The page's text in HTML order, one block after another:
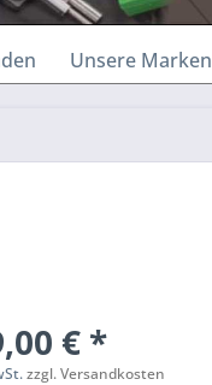
Unsere Marken
€ *
zzgl. Versandkosten